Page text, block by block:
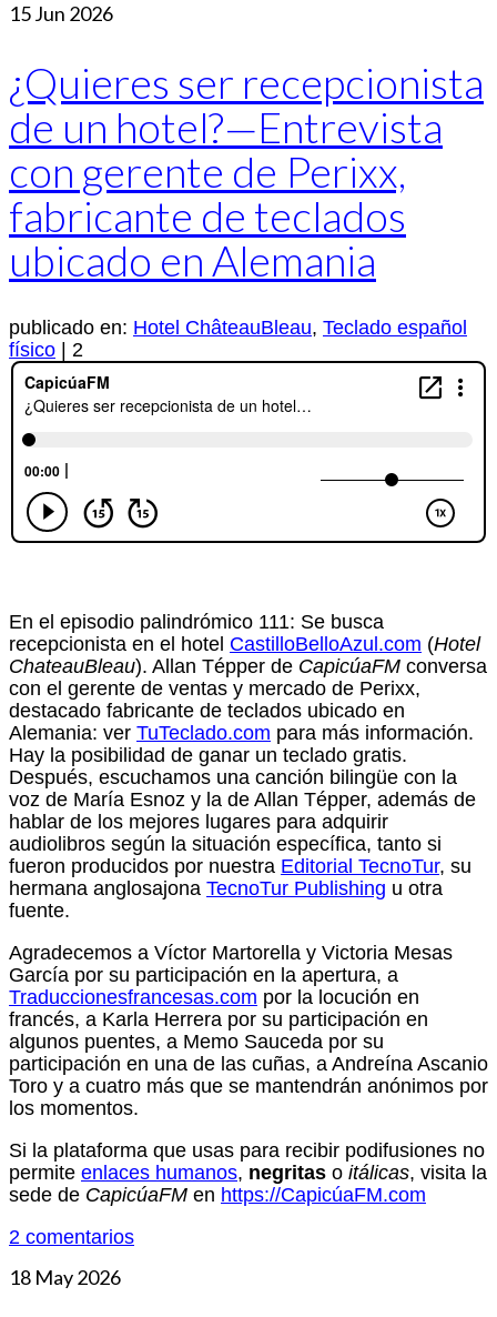
15Jun 2026
¿Quieres ser recepcionista
de un hotel?—Entrevista
con gerente de Perixx,
fabricante de teclados
ubicado en Alemania
publicado en: Hotel ChâteauBleau, Teclado español
físico
2
En el episodio palindrómico 111: Se busca
recepcionista en el hotel CastilloBelloAzul.com (Hotel
ChateauBleau). Allan Tépper de CapicúaFM conversa
con el gerente de ventas y mercado de Perixx,
destacado fabricante de teclados ubicado en
Alemania: ver TuTeclado.com para más información.
Hay la posibilidad de ganar un teclado gratis.
Después, escuchamos una canción bilingüe con la
voz de María Esnoz y la de Allan Tépper, además de
hablar de los mejores lugares para adquirir
audiolibros según la situación específica, tanto si
fueron producidos por nuestra Editorial TecnoTur, su
hermana anglosajona TecnoTur Publishing u otra
fuente.
Agradecemos a Víctor Martorella y Victoria Mesas
García por su participación en la apertura, a
Traduccionesfrancesas.com por la locución en
francés, a Karla Herrera por su participación en
algunos puentes, a Memo Sauceda por su
participación en una de las cuñas, a Andreína Ascanio
Toro y a cuatro más que se mantendrán anónimos por
los momentos.
Si la plataforma que usas para recibir podifusiones no
permite enlaces humanos, negritas o itálicas, visita la
sede de CapicúaFM en https://CapicúaFM.com
2 comentarios
18 May 2026